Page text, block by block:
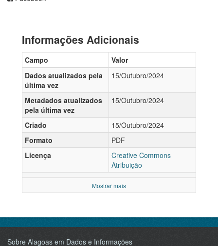
Informações Adicionais
Campo
Valor
Dados atualizados pela
última vez
15/Outubro/2024
Metadados atualizados
pela última vez
15/Outubro/2024
Criado
15/Outubro/2024
Formato
PDF
Licença
Creative Commons
Atribuição
Mostrar mais
Sobre Alagoas em Dados e Informações